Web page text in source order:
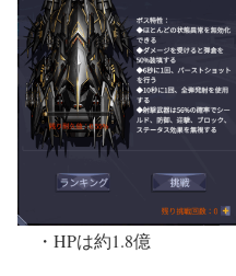
・HPは約1.8億